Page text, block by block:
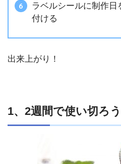
ラベルシールに制作日
付ける
出来上がり！
1、2週間で使い切ろう